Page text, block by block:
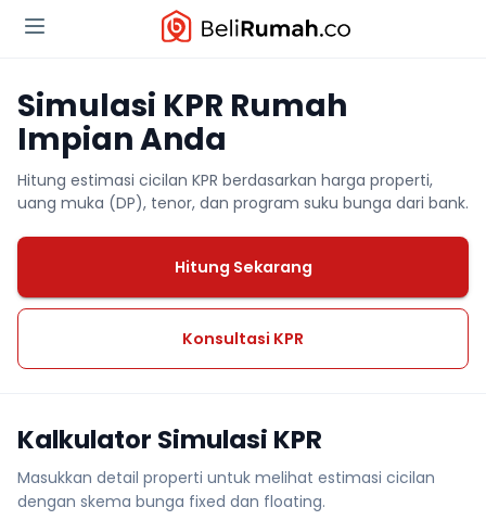
Simulasi KPR Rumah
Impian Anda
Hitung estimasi cicilan KPR berdasarkan harga properti,
uang muka (DP), tenor, dan program suku bunga dari bank.
Hitung Sekarang
Konsultasi KPR
Kalkulator Simulasi KPR
Masukkan detail properti untuk melihat estimasi cicilan
dengan skema bunga fixed dan floating.